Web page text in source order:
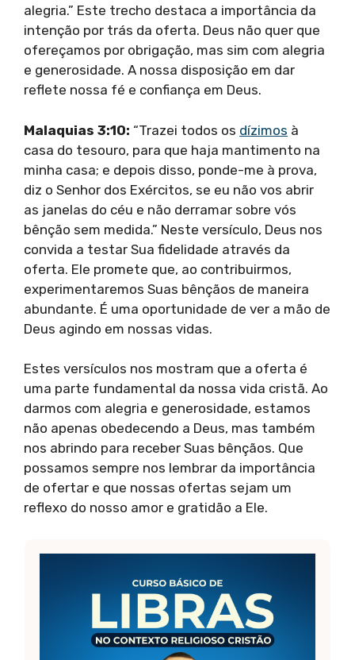
alegria.” Este trecho destaca a importância da
intenção por trás da oferta. Deus não quer que
ofereçamos por obrigação, mas sim com alegria
e generosidade. A nossa disposição em dar
reflete nossa fé e confiança em Deus.
Malaquias 3:10: “Trazei todos os dízimos à
casa do tesouro, para que haja mantimento na
minha casa; e depois disso, ponde-me à prova,
diz o Senhor dos Exércitos, se eu não vos abrir
as janelas do céu e não derramar sobre vós
bênção sem medida.” Neste versículo, Deus nos
convida a testar Sua fidelidade através da
oferta. Ele promete que, ao contribuirmos,
experimentaremos Suas bênçãos de maneira
abundante. É uma oportunidade de ver a mão de
Deus agindo em nossas vidas.
Estes versículos nos mostram que a oferta é
uma parte fundamental da nossa vida cristã. Ao
darmos com alegria e generosidade, estamos
não apenas obedecendo a Deus, mas também
nos abrindo para receber Suas bênçãos. Que
possamos sempre nos lembrar da importância
de ofertar e que nossas ofertas sejam um
reflexo do nosso amor e gratidão a Ele.